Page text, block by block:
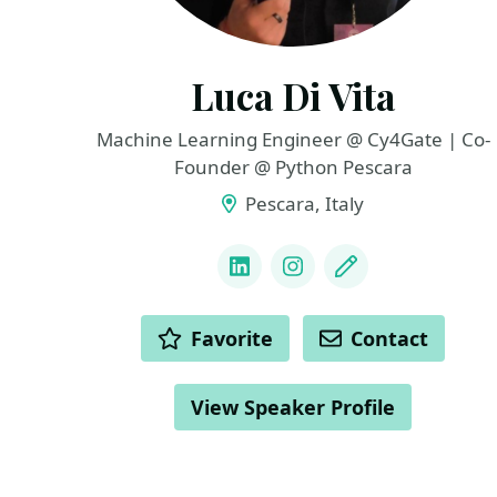
Luca Di Vita
Machine Learning Engineer @ Cy4Gate | Co-
Founder @ Python Pescara
Pescara, Italy
LinkedInInstagram
Blog
ACTIONS Favorite Contact
View Speaker Profile